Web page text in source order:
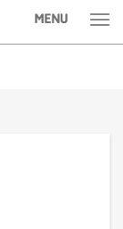
MENU